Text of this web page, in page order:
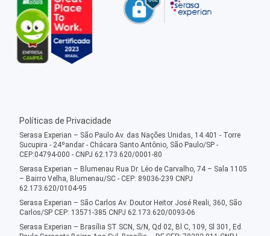
Políticas de Privacidade
Serasa Experian – São Paulo Av. das Nações Unidas, 14.401 - Torre
Sucupira - 24ºandar - Chácara Santo Antônio, São Paulo/SP -
CEP:04794-000 - CNPJ 62.173.620/0001-80
Serasa Experian – Blumenau Rua Dr. Léo de Carvalho, 74 – Sala 1105
– Bairro Velha, Blumenau/SC - CEP: 89036-239 CNPJ
62.173.620/0104-95
Serasa Experian – São Carlos Av. Doutor Heitor José Reali, 360, São
Carlos/SP CEP: 13571-385 CNPJ 62.173.620/0093-06
Serasa Experian – Brasília ST SCN, S/N, Qd 02, Bl C, 109, Sl 301, Ed.